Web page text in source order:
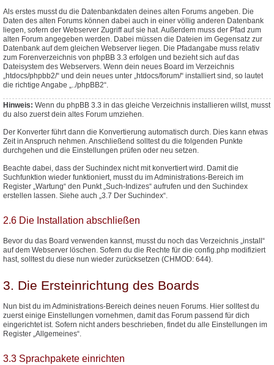
Als erstes musst du die Datenbankdaten deines alten Forums angeben. Die
Daten des alten Forums können dabei auch in einer völlig anderen Datenbank
liegen, sofern der Webserver Zugriff auf sie hat. Außerdem muss der Pfad zum
alten Forum angegeben werden. Dabei müssen die Dateien im Gegensatz zur
Datenbank auf dem gleichen Webserver liegen. Die Pfadangabe muss relativ
zum Forenverzeichnis von phpBB 3.3 erfolgen und bezieht sich auf das
Dateisystem des Webservers. Wenn dein neues Board im Verzeichnis
„htdocs/phpbb2/“ und dein neues unter „htdocs/forum/“ installiert sind, so lautet
die richtige Angabe „../phpBB2“.
Hinweis: Wenn du phpBB 3.3 in das gleiche Verzeichnis installieren willst, musst
du also zuerst dein altes Forum umziehen.
Der Konverter führt dann die Konvertierung automatisch durch. Dies kann etwas
Zeit in Anspruch nehmen. Anschließend solltest du die folgenden Punkte
durchgehen und die Einstellungen prüfen oder neu setzen.
Beachte dabei, dass der Suchindex nicht mit konvertiert wird. Damit die
Suchfunktion wieder funktioniert, musst du im Administrations-Bereich im
Register „Wartung“ den Punkt „Such-Indizes“ aufrufen und den Suchindex
erstellen lassen. Siehe auch „3.7 Der Suchindex“.
2.6 Die Installation abschließen
Bevor du das Board verwenden kannst, musst du noch das Verzeichnis „install“
auf dem Webserver löschen. Sofern du die Rechte für die config.php modifiziert
hast, solltest du diese nun wieder zurücksetzen (CHMOD: 644).
3. Die Ersteinrichtung des Boards
Nun bist du im Administrations-Bereich deines neuen Forums. Hier solltest du
zuerst einige Einstellungen vornehmen, damit das Forum passend für dich
eingerichtet ist. Sofern nicht anders beschrieben, findet du alle Einstellungen im
Register „Allgemeines“.
3.3 Sprachpakete einrichten